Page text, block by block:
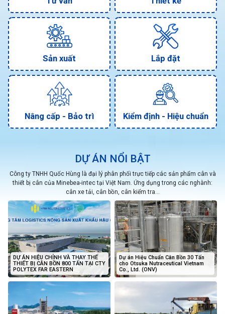
Sản xuất Lắp đặt
Nâng cấp - Bảo trì Kiểm định - Hiệu chuẩn
DỰ ÁN NỔI BẬT
Công ty TNHH Quốc Hùng là đại lý phân phối trực tiếp các sản phẩm cân và
thiết bị cân của Minebea-intec tại Việt Nam. Ứng dụng trong các nghành:
cân xe tải, cân bồn, cân kiểm tra...
DỰ ÁN HIỆU CHỈNH VÀ THAY THẾ
THIẾT BỊ CÂN BỒN 800 TẤN TẠI CTY
POLYTEX FAR EASTERN
Dự án Hiệu Chuẩn Cân Bồn 30 Tấn
cho Otsuka Nutraceutical Vietnam
Co., Ltd. (ONV)